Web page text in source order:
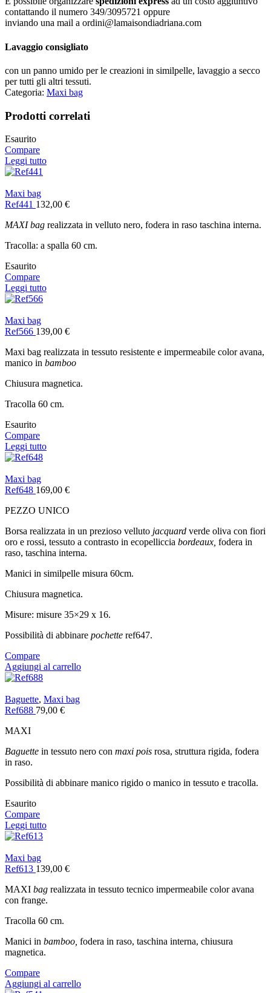
contattando il numero 349/3095721 oppure
inviando una mail a ordini@lamaisondiadriana.com
Lavaggio consigliato
con un panno umido per le creazioni in similpelle, lavaggio a secco
per tutti gli altri tessuti.
Categoria: Maxi bag
Prodotti correlati
Esaurito
Compare
Leggi tutto
Maxi bag
Ref441 132,00 €
MAXI bag realizzata in velluto nero, fodera in raso taschina interna.
Tracolla: a spalla 60 cm.
Esaurito
Compare
Leggi tutto
Maxi bag
Ref566 139,00 €
Maxi bag realizzata in tessuto resistente e impermeabile color avana,
manico in bamboo
Chiusura magnetica.
Tracolla 60 cm.
Esaurito
Compare
Leggi tutto
Maxi bag
Ref648 169,00 €
PEZZO UNICO
Borsa realizzata in un prezioso velluto jacquard verde oliva con fiori
oro e rossi, tessuto a contrasto in ecopelliccia bordeaux, fodera in
raso, taschina interna.
Manici in similpelle misura 60cm.
Chiusura magnetica.
Misure: misure 35×29 x 16.
Possibilità di abbinare pochette ref647.
Compare
Aggiungi al carrello
Baguette, Maxi bag
Ref688 79,00 €
MAXI
Baguette in tessuto nero con maxi pois rosa, struttura rigida, fodera
in raso.
Possibilità di abbinare manico rigido o manico in tessuto e tracolla.
Esaurito
Compare
Leggi tutto
Maxi bag
Ref613 139,00 €
MAXI bag realizzata in tessuto tecnico impermeabile color avana
con frange.
Tracolla 60 cm.
Manici in bamboo, fodera in raso, taschina interna, chiusura
magnetica.
Compare
Aggiungi al carrello